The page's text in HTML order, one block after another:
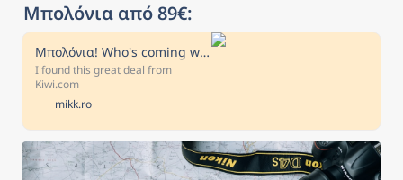
Μπολόνια από 89€:
Μπολόνια! Who's coming with me?
I found this great deal from
Kiwi.com
mikk.ro